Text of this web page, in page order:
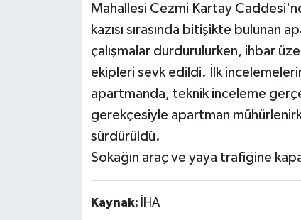
Mahallesi Cezmi Kartay
kazısı sırasında bitişikte bulunan
çalışmalar durdurulurken, ihbar
ekipleri sevk edildi. İlk
apartmanda, teknik inceleme
gerekçesiyle apartman
sürdürüldü.
Sokağın araç ve yaya trafiğine
Kaynak: İHA